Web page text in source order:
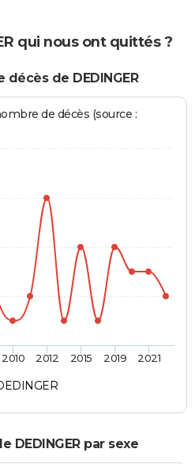
qui nous ont quittés ?
de DEDINGER
de décès (source :
2010 2012 2015 2019 2021
DEDINGER par sexe